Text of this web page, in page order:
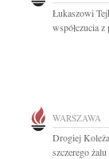
Łukaszowi
współczucia
WARSZAWA
Drogiej
szczerego